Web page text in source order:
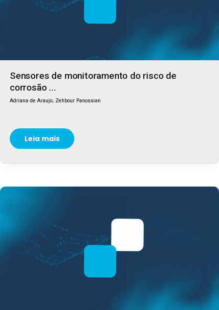
Sensores de monitoramento do risco de
corrosão ...
Adriana de Araujo; Zehbour Panossian
Leia mais